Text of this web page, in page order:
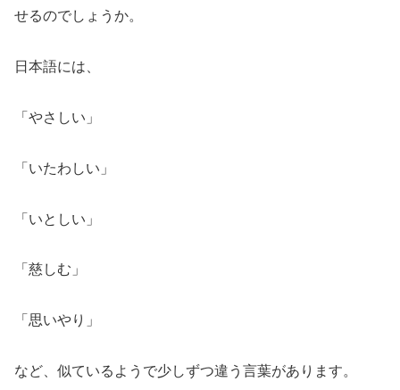
せるのでしょうか。
日本語には、
「やさしい」
「いたわしい」
「いとしい」
「慈しむ」
「思いやり」
など、似ているようで少しずつ違う言葉があります。